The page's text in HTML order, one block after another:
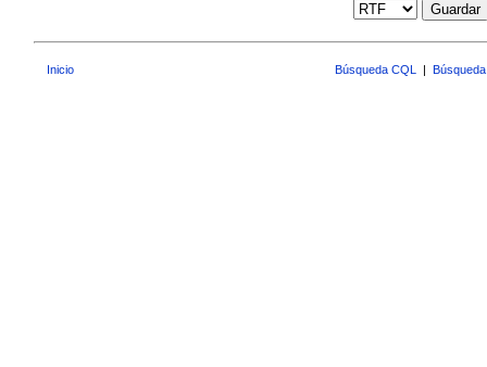
Guardar
Inicio Búsqueda CQL